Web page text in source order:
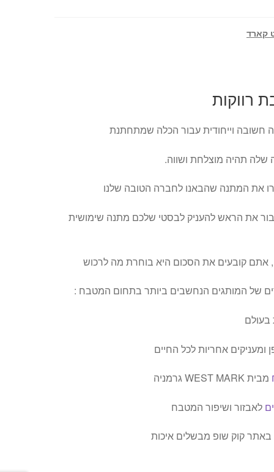
קארד
רווקות
חשובה וייחודית עבור הכלה שמתחתנת
שלה תהיה מוצלחת ושווה.
את המתנה שהבאנו לחברה הטובה שלנו
את הראש להעניק לבסטי שלכם מתנה שימושית
אתם קובעים את הסכום היא בוחרת מה לרכוש
של המותגים הנחשבים ביותר בתחום המטבח :
בעולם
ומעניקים אחריות לכל החיים
מבית WEST MARK גרמניה
לאבזור ושיפור המטבח
קוק שופ מבשלים איכות